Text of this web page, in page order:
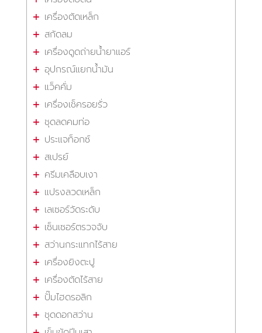
เครื่องตัดเหล็ก
สกัดลม
เครื่องดูดถ่ายน้ำยาแอร์
อุปกรณ์แยกน้ำมัน
แว็คคั่ม
เครื่องเช็ครอยรั่ว
ชุดลดคมท่อ
ประแจท็อกซ์
สเปรย์
ครีมเคลือบเงา
แปรงลวดเหล็ก
เลเซอร์วัดระดับ
เซ็นเซอร์ตรวจจับ
สว่านกระแทกไร้สาย
เครื่องยิงตะปู
เครื่องตัดไร้สาย
ปั๊มไฮดรอลิก
ชุดดอกสว่าน